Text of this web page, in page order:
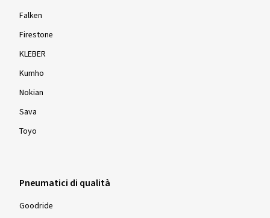
Falken
Firestone
KLEBER
Kumho
Nokian
Sava
Toyo
Pneumatici di qualità
Goodride